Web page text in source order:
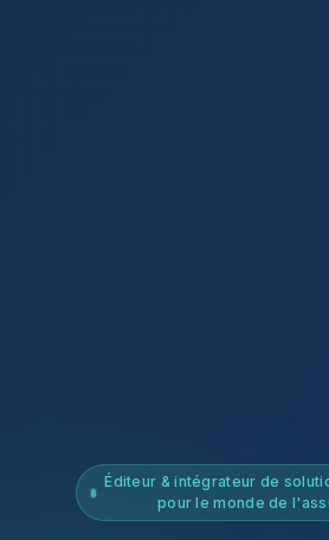
Éditeur & intégrateur de
pour le monde de